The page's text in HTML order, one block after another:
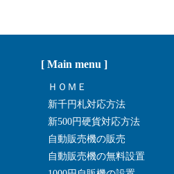
[ Main menu ]
ＨＯＭＥ
新千円札対応方法
新500円硬貨対応方法
自動販売機の販売
自動販売機の無料設置